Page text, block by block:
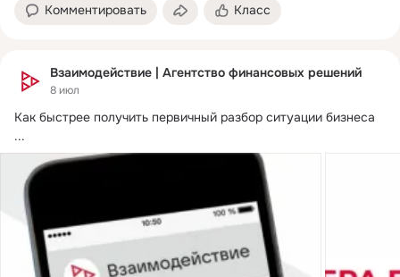
Комментировать Класс
Взаимодействие | Агентство финансовых решений
8 июл
Как быстрее получить первичный разбор ситуации бизнеса
...